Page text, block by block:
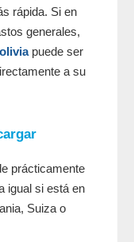
rápida. Si en
generales,
puede ser
a su
prácticamente
igual si está en
Suiza o